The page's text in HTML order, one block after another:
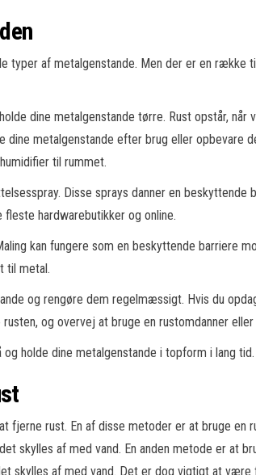
typer af metalgenstande. Men der er en række
dine metalgenstande tørre. Rust opstår,
metalgenstande efter brug eller opbevare
til rummet.
Disse sprays danner en
hardwarebutikker og online.
kan fungere som en beskyttende barriere
til metal.
og rengøre dem regelmæssigt. Hvis du
og overvej at bruge en rustomdanner
holde dine metalgenstande i topform i lang tid.
rust. En af disse metoder er at bruge en
skylles af med vand. En anden metode er at
skylles af med vand. Det er dog vigtigt at